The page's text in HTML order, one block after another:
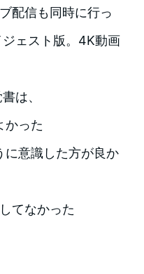
配信も同時に行っ
ェスト版。4K動画
は、
かった
に意識した方が良か
てなかった